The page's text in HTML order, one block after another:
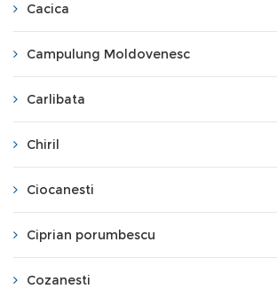
Cacica
Campulung Moldovenesc
Carlibata
Chiril
Ciocanesti
Ciprian porumbescu
Cozanesti